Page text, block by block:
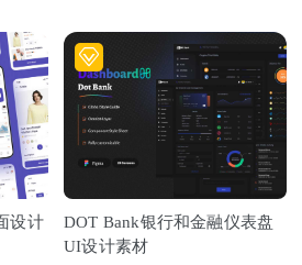
设计
DOT Bank银行和金融仪表盘
UI设计素材